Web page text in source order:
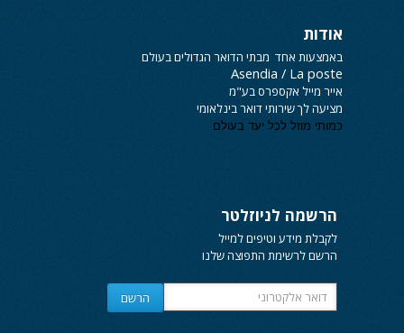
אודות
באמצעות אחד מבתי הדואר הגדולים בעולם
Asendia / La poste
אייר מייל אקספרסבע"מ
מציעה לך שירותידואר בינלאומי
כמותי מוזל לכל יעד בעולם
הרשמה לניוזלטר
לקבלת מידע וטיפים למייל
הרשם לרשימת התפוצה שלנו